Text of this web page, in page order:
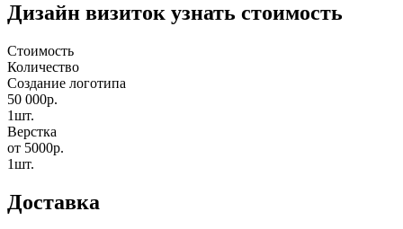
Дизайн визиток узнать стоимость
Стоимость
Количество
Создание логотипа
50 000р.
1шт.
Верстка
от 5000р.
1шт.
Доставка